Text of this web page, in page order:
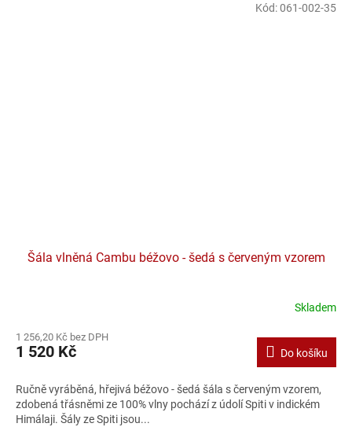
Šála vlněná Cambu béžovo - šedá s červeným vzorem
Skladem
1 256,20 Kč bez DPH
1 520 Kč Do košíku
Ručně vyráběná, hřejivá béžovo - šedá šála s červeným vzorem,
zdobená třásněmi ze 100% vlny pochází z údolí Spiti v indickém
Himálaji. Šály ze Spiti jsou...
Kód:061-002-35